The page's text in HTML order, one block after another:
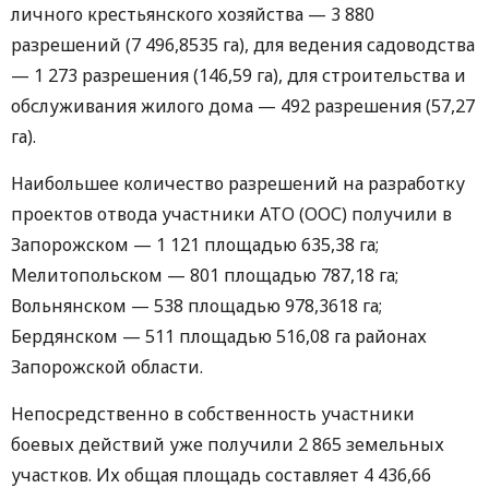
личного крестьянского хозяйства — 3 880
разрешений (7 496,8535 га), для ведения садоводства
— 1 273 разрешения (146,59 га), для строительства и
обслуживания жилого дома — 492 разрешения (57,27
га).
Наибольшее количество разрешений на разработку
проектов отвода участники АТО (ООС) получили в
Запорожском — 1 121 площадью 635,38 га;
Мелитопольском — 801 площадью 787,18 га;
Вольнянском — 538 площадью 978,3618 га;
Бердянском — 511 площадью 516,08 га районах
Запорожской области.
Непосредственно в собственность участники
боевых действий уже получили 2 865 земельных
участков. Их общая площадь составляет 4 436,66